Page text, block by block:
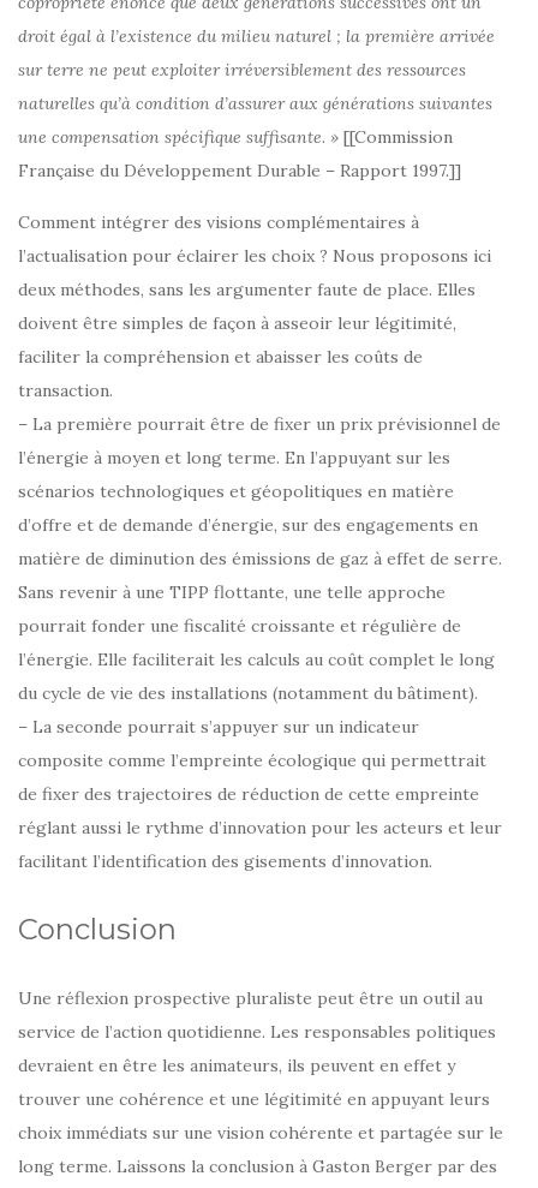
droit égal à l’existence du milieu naturel ; la première arrivée
sur terre ne peut exploiter irréversiblement des ressources
naturelles qu’à condition d’assurer aux générations suivantes
une compensation spécifique suffisante. » [[Commission
Française du Développement Durable – Rapport 1997.]]
Comment intégrer des visions complémentaires à
l’actualisation pour éclairer les choix ? Nous proposons ici
deux méthodes, sans les argumenter faute de place. Elles
doivent être simples de façon à asseoir leur légitimité,
faciliter la compréhension et abaisser les coûts de
transaction.
– La première pourrait être de fixer un prix prévisionnel de
l’énergie à moyen et long terme. En l’appuyant sur les
scénarios technologiques et géopolitiques en matière
d’offre et de demande d’énergie, sur des engagements en
matière de diminution des émissions de gaz à effet de serre.
Sans revenir à une TIPP flottante, une telle approche
pourrait fonder une fiscalité croissante et régulière de
l’énergie. Elle faciliterait les calculs au coût complet le long
du cycle de vie des installations (notamment du bâtiment).
– La seconde pourrait s’appuyer sur un indicateur
composite comme l’empreinte écologique qui permettrait
de fixer des trajectoires de réduction de cette empreinte
réglant aussi le rythme d’innovation pour les acteurs et leur
facilitant l’identification des gisements d’innovation.
Conclusion
Une réflexion prospective pluraliste peut être un outil au
service de l’action quotidienne. Les responsables politiques
devraient en être les animateurs, ils peuvent en effet y
trouver une cohérence et une légitimité en appuyant leurs
choix immédiats sur une vision cohérente et partagée sur le
long terme. Laissons la conclusion à Gaston Berger par des